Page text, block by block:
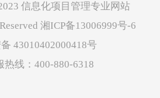
信息化项目管理专业网站
湘ICP备13006999号-6
43010402000418号
热线：400-880-6318